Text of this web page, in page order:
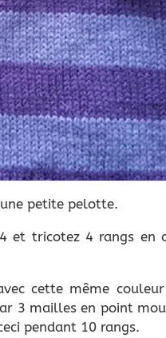
petite pelotte.
et tricotez 4 rangs en
cette même
3 mailles en point
pendant 10 rangs.